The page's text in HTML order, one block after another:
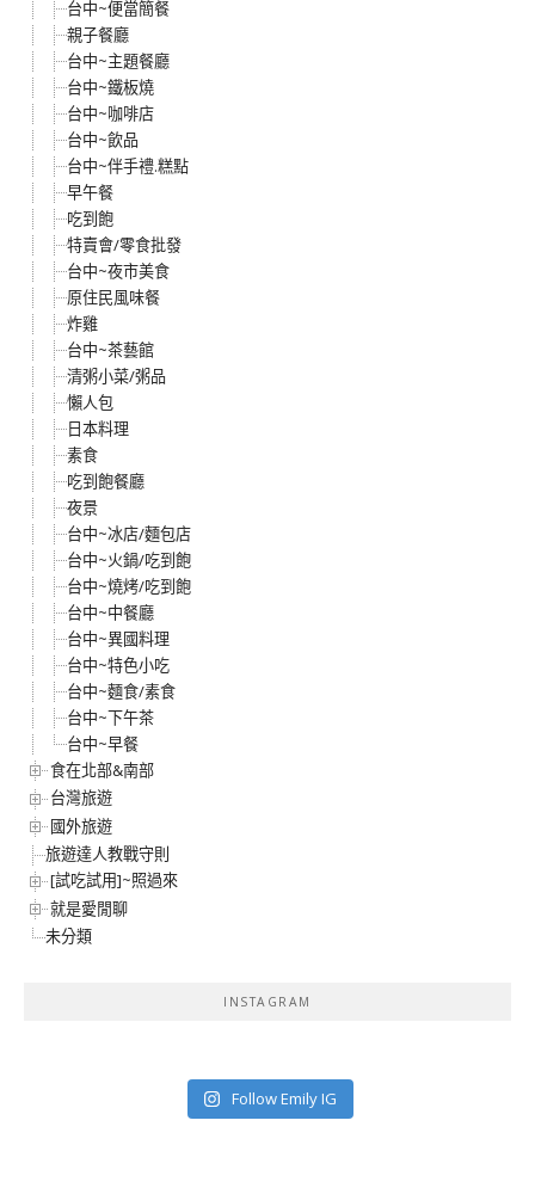
台中~便當簡餐
親子餐廳
台中~主題餐廳
台中~鐵板燒
台中~咖啡店
台中~飲品
台中~伴手禮.糕點
早午餐
吃到飽
特賣會/零食批發
台中~夜市美食
原住民風味餐
炸雞
台中~茶藝館
清粥小菜/粥品
懶人包
日本料理
素食
吃到飽餐廳
夜景
台中~冰店/麵包店
台中~火鍋/吃到飽
台中~燒烤/吃到飽
台中~中餐廳
台中~異國料理
台中~特色小吃
台中~麵食/素食
台中~下午茶
台中~早餐
食在北部&南部
台灣旅遊
國外旅遊
旅遊達人教戰守則
[試吃試用]~照過來
就是愛閒聊
未分類
INSTAGRAM
Follow Emily IG